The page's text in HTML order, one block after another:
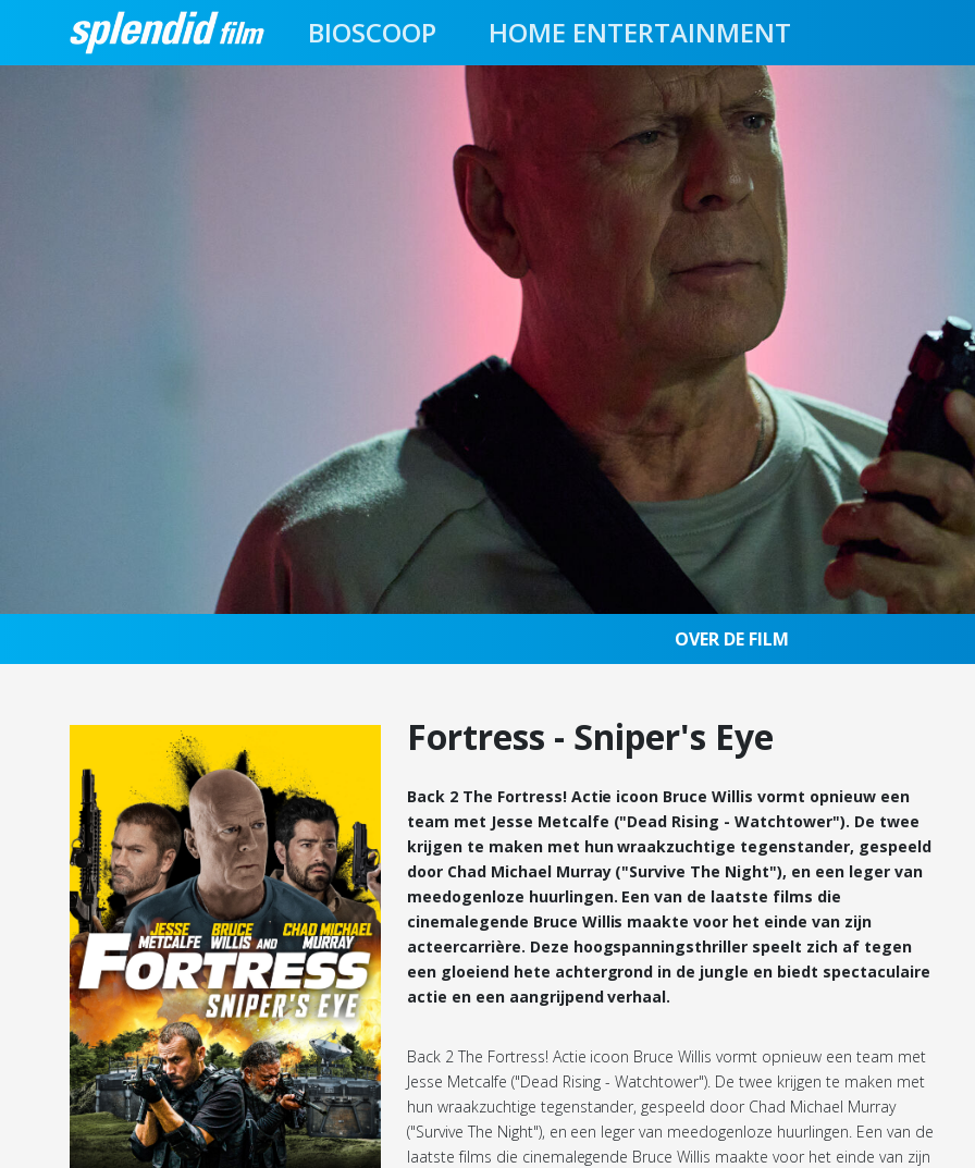
BIOSCOOP HOME ENTERTAINMENT
OVER DE FILM
Fortress - Sniper's Eye
Back 2 The Fortress! Actie icoon Bruce Willis vormt opnieuw een
team met Jesse Metcalfe ("Dead Rising - Watchtower"). De twee
krijgen te maken met hun wraakzuchtige tegenstander, gespeeld
door Chad Michael Murray ("Survive The Night"), en een leger van
meedogenloze huurlingen. Een van de laatste films die
cinemalegende Bruce Willis maakte voor het einde van zijn
acteercarrière. Deze hoogspanningsthriller speelt zich af tegen
een gloeiend hete achtergrond in de jungle en biedt spectaculaire
actie en een aangrijpend verhaal.
Back 2 The Fortress! Actie icoon Bruce Willis vormt opnieuw een team met
Jesse Metcalfe ("Dead Rising - Watchtower"). De twee krijgen te maken met
hun wraakzuchtige tegenstander, gespeeld door Chad Michael Murray
("Survive The Night"), en een leger van meedogenloze huurlingen. Een van de
laatste films die cinemalegende Bruce Willis maakte voor het einde van zijn